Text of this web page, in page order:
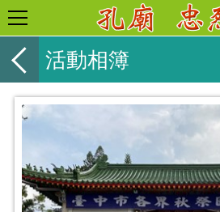
活動相簿